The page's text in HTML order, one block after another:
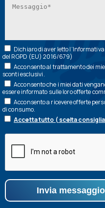
Dichiaro di aver letto l’Informativa
del RGPD (EU) 2016/679)
Acconsento al trattamento dei
sconti esclusivi.
Acconsento che i miei dati
essere informato sulle loro offerte
Acconsento a ricevere offerte
di consumo.
Accetta tutto ( scelta
Invia messaggio